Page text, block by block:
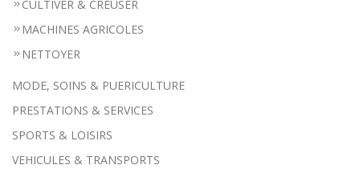
CULTIVER & CREUSER
MACHINES AGRICOLES
NETTOYER
MODE, SOINS & PUERICULTURE
PRESTATIONS & SERVICES
SPORTS & LOISIRS
VEHICULES & TRANSPORTS